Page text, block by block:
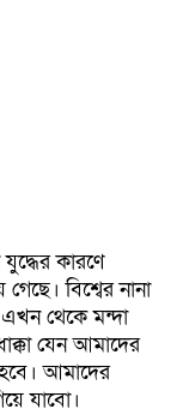
কারণে
বিশ্বের নানা
এখন থেকে মন্দা
যেন আমাদের
আমাদের
যাবো।